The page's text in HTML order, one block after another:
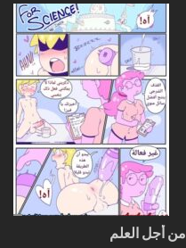
من أجل العلم